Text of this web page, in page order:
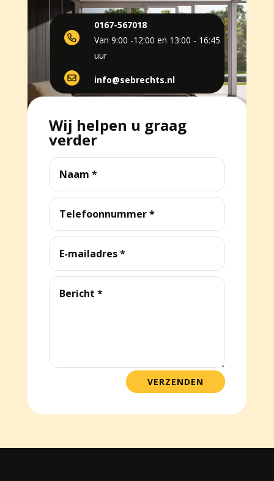
0167-567018
Van 9:00 -12:00 en 13:00 - 16:45
uur
info@sebrechts.nl
Wij helpen u graag
verder
VERZENDEN